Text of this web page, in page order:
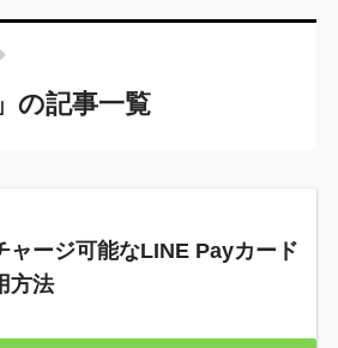
の記事一覧
ャージ可能なLINE Payカード
方法